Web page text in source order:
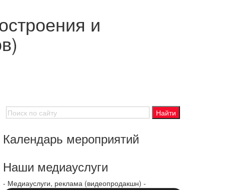
и
Календарь мероприятий
Наши медиауслуги
- Медиауслуги, реклама (видеопродакшн) -